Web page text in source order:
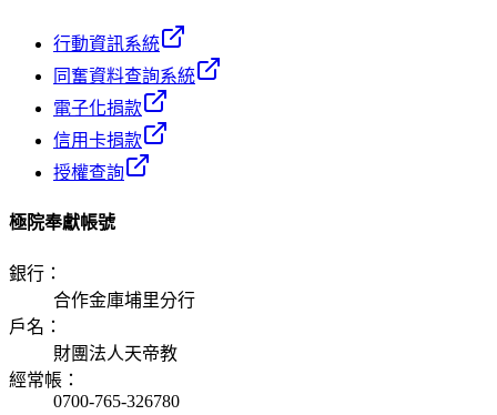
行動資訊系統
同奮資料查詢系統
電子化捐款
信用卡捐款
授權查詢
極院奉獻帳號
銀行 ：
合作金庫埔里分行
戶名 ：
財團法人天帝教
經常帳 ：
0700-765-326780